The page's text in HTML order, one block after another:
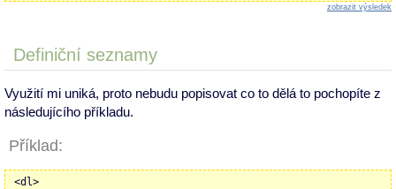
zobrazit výsledek
Definiční seznamy
Využití mi uniká, proto nebudu popisovat co to dělá to pochopíte z
následujícího příkladu.
Příklad:
<dl>